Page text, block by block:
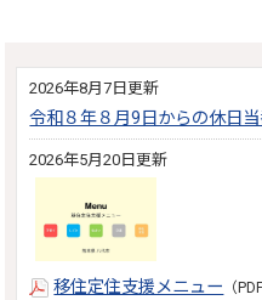
2026年8月7日更新
令和８年８月9日からの休日
2026年5月20日更新
移住定住支援メニュー （